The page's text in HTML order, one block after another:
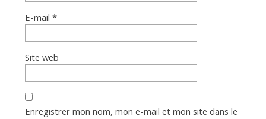
E-mail *
Site web
Enregistrer mon nom, mon e-mail et mon site dans le